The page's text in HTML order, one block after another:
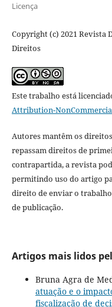
Licença
Copyright (c) 2021 Revista
Direitos
Este trabalho está
Attribution-
Autores mantêm os
repassam direitos de
contrapartida, a revista
permitindo uso do artigo
direito de enviar o
de publicação.
Artigos mais lidos
Bruna Agra de
atuação e o
fiscalização de